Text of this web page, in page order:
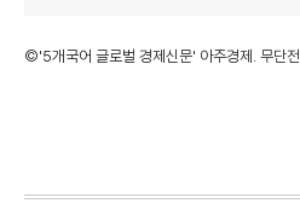
©'5개국어 글로벌 경제신문' 아주경제. 무단전